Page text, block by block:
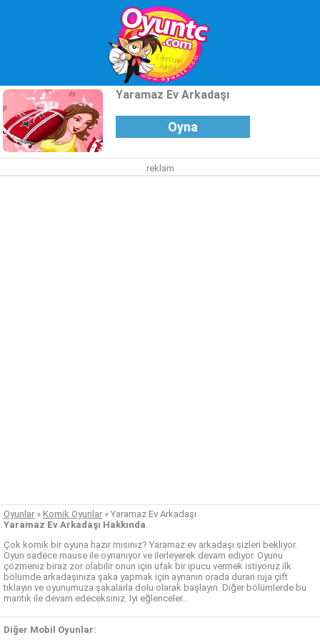
Yaramaz Ev Arkadaşı
Oyna
reklam
Oyunlar » Komik Oyunlar » Yaramaz Ev Arkadaşı
Yaramaz Ev Arkadaşı Hakkında
Çok komik bir oyuna hazır mısınız? Yaramaz ev arkadaşı sizleri bekliyor.
Oyun sadece mause ile oynanıyor ve ilerleyerek devam ediyor. Oyunu
çözmeniz biraz zor olabilir onun için ufak bir ipucu vermek istiyoruz ilk
bölümde arkadaşınıza şaka yapmak için aynanın orada duran ruja çift
tıklayın ve oyunumuza şakalarla dolu olarak başlayın. Diğer bölümlerde bu
mantık ile devam edeceksiniz. İyi eğlenceler…
Diğer Mobil Oyunlar: